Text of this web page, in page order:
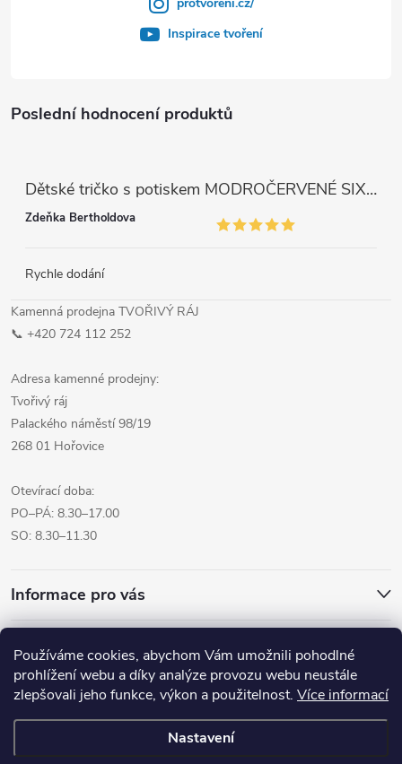
Používáme cookies, abychom Vám umožnili pohodlné
prohlížení webu a díky analýze provozu webu neustále
zlepšovali jeho funkce, výkon a použitelnost. Více informací
Nastavení
Poslední hodnocení produktů
Dětské tričko s potiskem MODROČERVENÉ SIX SEVEN 67
Zdeňka Bertholdova
Rychle dodání
Kamenná prodejna TVOŘIVÝ RÁJ
📞 +420 724 112 252
Adresa kamenné prodejny:
Tvořivý ráj
Palackého náměstí 98/19
268 01 Hořovice
Otevírací doba:
PO–PÁ: 8.30–17.00
SO: 8.30–11.30
Informace pro vás
Inspirace tvoření
Přijímáme online platby